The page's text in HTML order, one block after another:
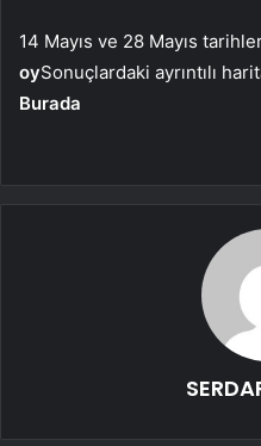
14 Mayıs ve 28 Mayıs
oySonuçlardaki ayrıntılı
Burada